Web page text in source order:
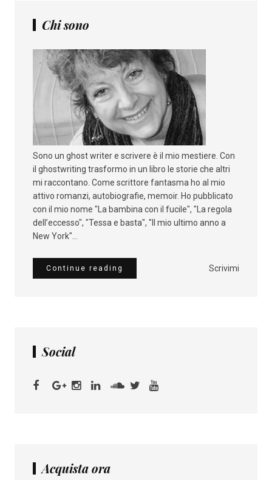
Chi sono
Sono un ghost writer e scrivere è il mio mestiere. Con
il ghostwriting trasformo in un libro le storie che altri
mi raccontano. Come scrittore fantasma ho al mio
attivo romanzi, autobiografie, memoir. Ho pubblicato
con il mio nome "La bambina con il fucile", "La regola
dell’eccesso", "Tessa e basta", "Il mio ultimo anno a
New York"...
Scrivimi
Continue reading
Social
Acquista ora